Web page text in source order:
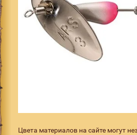
Цвета материалов на сайте могут